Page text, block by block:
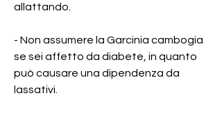
allattando.
- Non assumere la Garcinia cambogia
se sei affetto da diabete, in quanto
può causare una dipendenza da
lassativi.